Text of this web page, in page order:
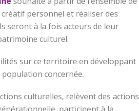
personnel et réaliser des
seront à la fois acteurs de leur
culturel.
sur ce territoire en développant
concernée.
culturelles, relèvent des actions